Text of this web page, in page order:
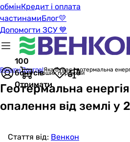
обмінКредит і оплата
частинамиБлог💛
Допомогти ЗСУ 💙
100
бонусів
Отримати
Кошик порожній
Венкон JournalЯка буває геотермальна
Геотермальна
опалення від землі у
Стаття від: Венкон